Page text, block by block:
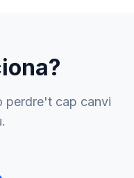
perdre't cap canvi